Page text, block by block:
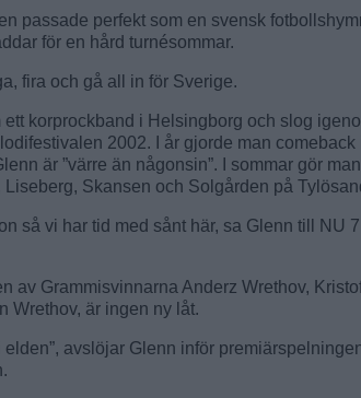
passade perfekt som en svensk
för en hård turnésommar.
fira och gå all in för Sverige.
ett korprockband i Helsingborg och slog
2002. I år gjorde man comeback
är ”värre än någonsin”. I sommar gör man
Skansen och Solgården på
så vi har tid med sånt här, sa Glenn till NU 7
av Grammisvinnarna Anderz Wrethov,
Wrethov, är ingen ny låt.
avslöjar Glenn inför